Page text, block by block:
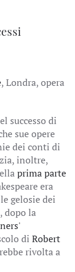
, Londra, opera
successo di
sue opere
dei conti di
inoltre,
prima parte
era
gelosie dei
dopo la
di Robert
rivolta a